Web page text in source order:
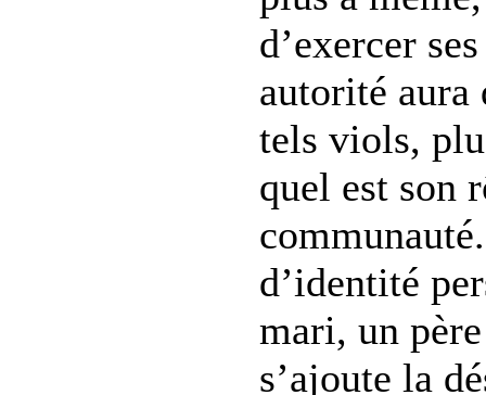
d’exercer
autorité aura
tels viols,
quel est son
d’identité
mari, un
s’ajoute la